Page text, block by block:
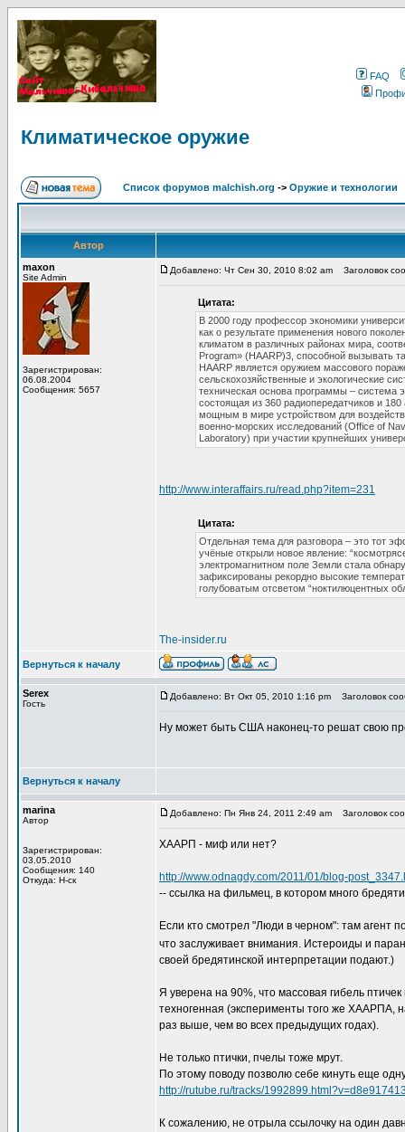
FAQ
Климатическое оружие
Список форумов malchish.org -> Оружие и технологии
Автор
maxon
Site Admin
Зарегистрирован:
06.08.2004
Сообщения: 5657
Добавлено: Чт Сен 30, 2010 8:02 am Заголовок
Цитата:
В 2000 году профессор экономики
как о результате применения нового
климатом в различных районах мира,
Program» (HAARP)3, способной вызывать
HAARP является оружием массового
сельскохозяйственные и экологические
техническая основа программы – система
состоящая из 360 радиопередатчиков и
мощным в мире устройством для
военно-морских исследований (Office of
Laboratory) при участии крупнейших
http://www.interaffairs.ru/read.php?item=231
Цитата:
Отдельная тема для разговора – это тот
учёные открыли новое явление:
электромагнитном поле Земли стала
зафиксированы рекордно высокие
голубоватым отсветом “ноктилюцентных
The-insider.ru
Вернуться к началу
Serex
Гость
Добавлено: Вт Окт 05, 2010 1:16 pm Заголовок
Ну может быть США наконец-то решат свою
Вернуться к началу
marina
Автор
Зарегистрирован:
03.05.2010
Сообщения: 140
Откуда: Н-ск
Добавлено: Пн Янв 24, 2011 2:49 am Заголовок
ХААРП - миф или нет?
http://www.odnagdy.com/2011/01/blog-
-- ссылка на фильмец, в котором много
Если кто смотрел "Люди в черном": там агент
что заслуживает внимания. Истероиды и
своей бредятинской интерпретации подают.)
Я уверена на 90%, что массовая гибель
техногенная (эксперименты того же ХААРПА,
раз выше, чем во всех предыдущих годах).
Не только птички, пчелы тоже мрут.
По этому поводу позволю себе кинуть еще
http://rutube.ru/tracks/
К сожалению, не отрыла ссылочку на один